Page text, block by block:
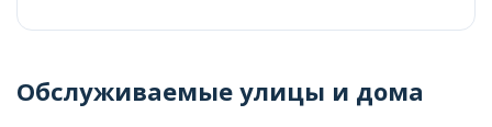
Обслуживаемые улицы и дома